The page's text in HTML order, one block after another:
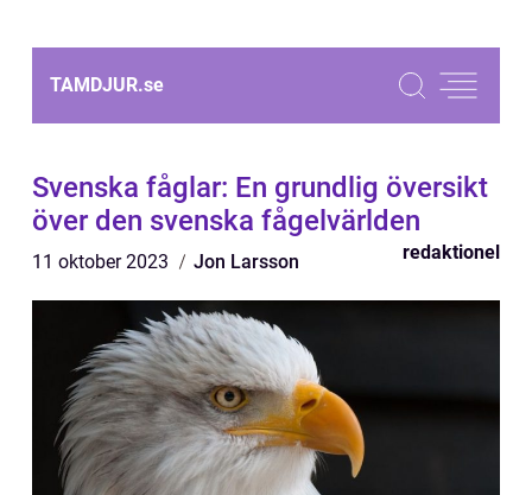
TAMDJUR.se
Svenska fåglar: En grundlig översikt
över den svenska fågelvärlden
11 oktober 2023 Jon Larsson redaktionel